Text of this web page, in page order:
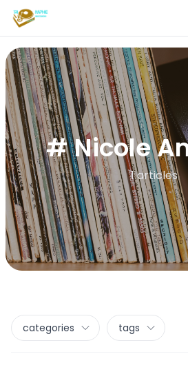
# Nicole
1 articles
categories tags